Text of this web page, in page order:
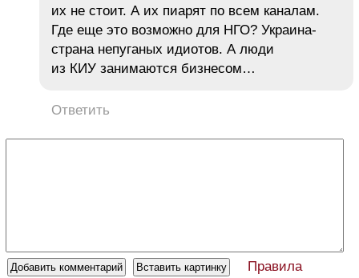
их не стоит. А их пиарят по всем каналам.
Где еще это возможно для НГО? Украина-
страна непуганых идиотов. А люди
из КИУ занимаются бизнесом…
Ответить
Правила